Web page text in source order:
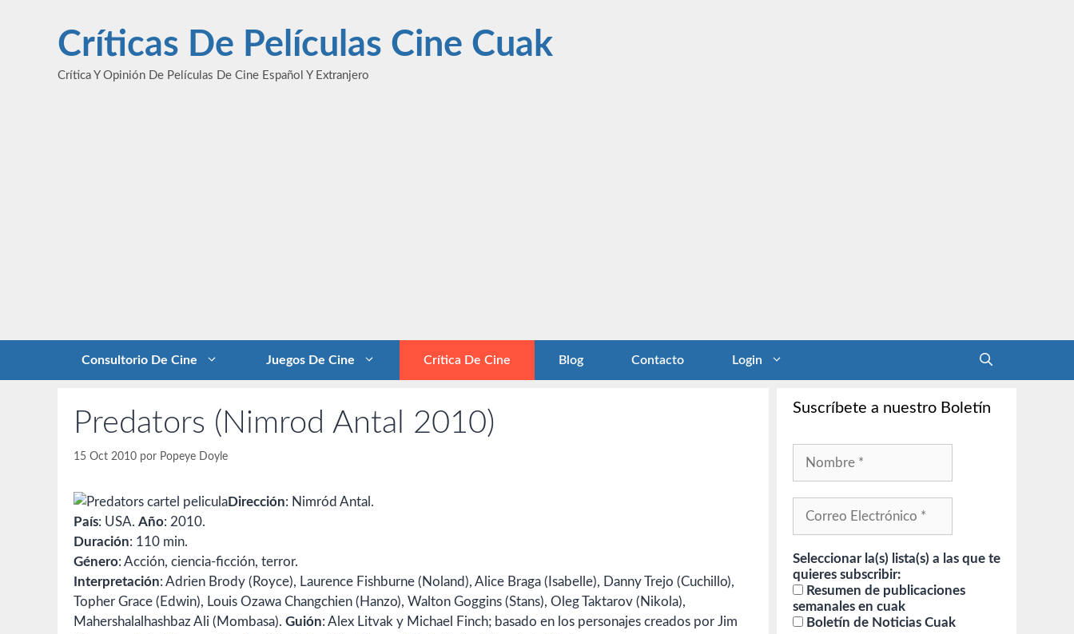
contenidoCríticas De Películas Cine Cuak
Crítica Y Opinión De Películas De Cine Español Y Extranjero
Consultorio De Cine Juegos De Cine Crítica De Cine Blog Contacto Login
Predators (Nimrod Antal 2010)
15 Oct 2010 por Popeye Doyle
Dirección: Nimród Antal.
País: USA. Año: 2010.
Duración: 110 min.
Género: Acción, ciencia-ficción, terror.
Interpretación: Adrien Brody (Royce), Laurence Fishburne (Noland), Alice Braga (Isabelle), Danny Trejo (Cuchillo),
Topher Grace (Edwin), Louis Ozawa Changchien (Hanzo), Walton Goggins (Stans), Oleg Taktarov (Nikola),
Mahershalalhashbaz Ali (Mombasa). Guión: Alex Litvak y Michael Finch; basado en los personajes creados por Jim
Suscríbete a nuestro Boletín
Seleccionar la(s) lista(s) a las que te
quieres subscribir:
Resumen de publicaciones
semanales en cuak
Boletín de Noticias Cuak